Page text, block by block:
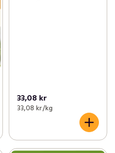
33,08 kr
33,08 kr /kg